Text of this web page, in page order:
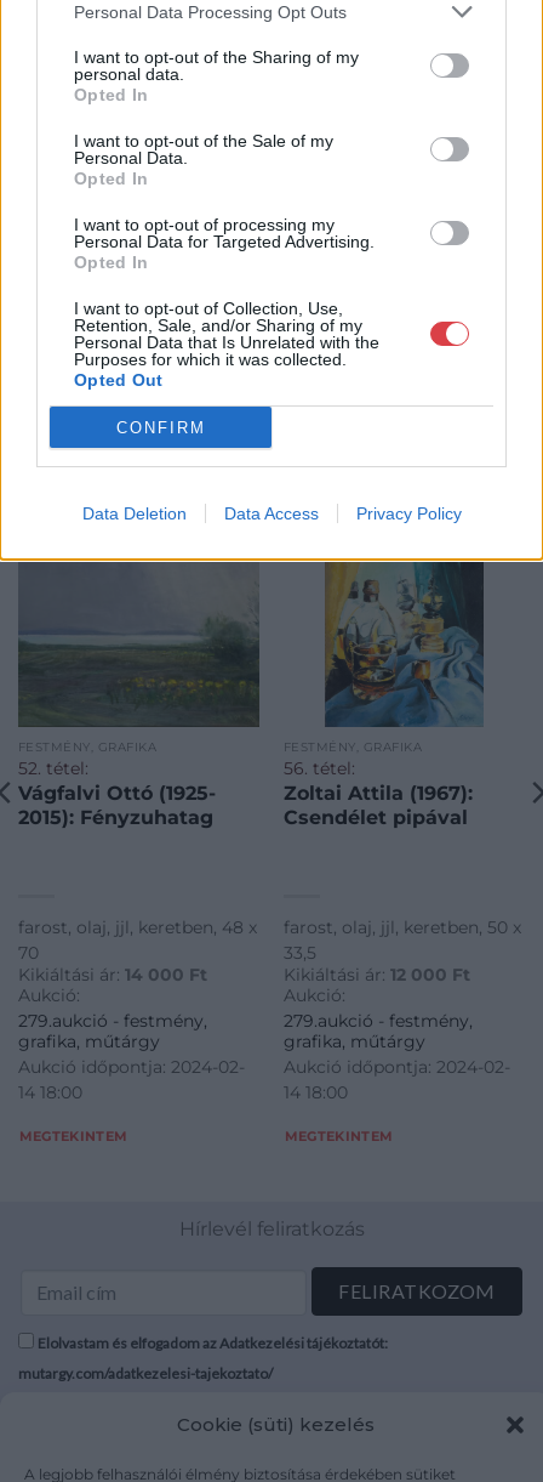
Personal Data Processing Opt Outs
I want to opt-out of the Sharing of my
personal data.
Opted In
I want to opt-out of the Sale of my
Personal Data.
Opted In
I want to opt-out of processing my
Personal Data for Targeted Advertising.
Opted In
I want to opt-out of Collection, Use,
Retention, Sale, and/or Sharing of my
Personal Data that Is Unrelated with the
Purposes for which it was collected.
Opted Out
CONFIRM
Data Deletion Data Access Privacy Policy
Cookie (süti) kezelés
A legjobb felhasználói élmény biztosítása érdekében sütiket
Bemutatkozás: 2013 nyarán nyitottuk meg Galériánkat
Budapesten, a II. kerületben. Célunk, hogy az eladók optimális
áron, gyorsan találjanak vevőt műtárgyaikra, az eladók pedig
rendszeresen tudják gazdagítani gyűjteményüket változatos
szerda esténként online árverést! Kedd-től péntek-ig 11.00-este
18.00 óráig várjuk szeretettel az érdeklődőket.
GALÉRIA TOVÁBBI MŰTÁRGYAI
KAPCSOLÓDÓ MŰTÁRGYAK
FESTMÉNY, GRAFIKA
52. tétel:
Vágfalvi Ottó (1925-
2015): Fényzuhatag
farost, olaj, jjl, keretben, 48 x
70
Kikiáltási ár: 14 000 Ft
Aukció:
279.aukció - festmény,
grafika, műtárgy
Aukció időpontja: 2024-02-
14 18:00
MEGTEKINTEM
FESTMÉNY, GRAFIKA
56. tétel:
Zoltai Attila (1967):
Csendélet pipával
farost, olaj, jjl, keretben, 50 x
33,5
Kikiáltási ár: 12 000 Ft
Aukció:
279.aukció - festmény,
grafika, műtárgy
Aukció időpontja: 2024-02-
14 18:00
MEGTEKINTEM
Hírlevél feliratkozás
Elolvastam és elfogadom az Adatkezelési tájékoztatót:
mutargy.com/adatkezelesi-tajekoztato/
Médiaajánlat
Áraink
ÁSZF